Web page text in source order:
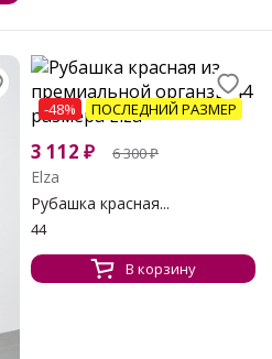
-48% ПОСЛЕДНИЙ РАЗМЕР
3 112 ₽ 6 300₽
Elza
Рубашка красная...
44
В корзину